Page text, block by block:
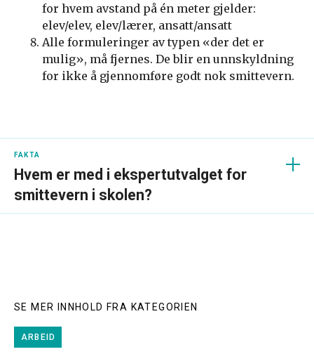
for hvem avstand på én meter gjelder:
elev/elev, elev/lærer, ansatt/ansatt
Alle formuleringer av typen «der det er
mulig», må fjernes. De blir en unnskyldning
for ikke å gjennomføre godt nok smittevern.
FAKTA
Hvem er med i ekspertutvalget for
smittevern i skolen?
SE MER INNHOLD FRA KATEGORIEN
ARBEID